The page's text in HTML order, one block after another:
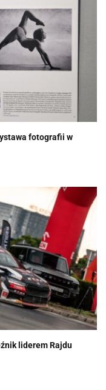
fotografii w
liderem Rajdu